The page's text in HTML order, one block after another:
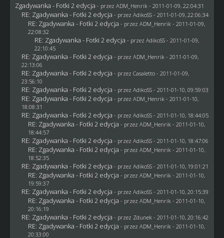
Zgadywanka - Fotki 2 edycja - przez ADM_Henrik - 2011-01-09, 22:04:31
RE: Zgadywanka - Fotki 2 edycja - przez AdikoSS - 2011-01-09, 22:06:34
RE: Zgadywanka - Fotki 2 edycja - przez ADM_Henrik - 2011-01-09,
22:08:32
RE: Zgadywanka - Fotki 2 edycja - przez AdikoSS - 2011-01-09,
22:10:45
RE: Zgadywanka - Fotki 2 edycja - przez ADM_Henrik - 2011-01-09,
22:13:06
RE: Zgadywanka - Fotki 2 edycja - przez Casaletto- 2011-01-09,
23:56:10
RE: Zgadywanka - Fotki 2 edycja - przez AdikoSS - 2011-01-10, 09:59:03
RE: Zgadywanka - Fotki 2 edycja - przez ADM_Henrik - 2011-01-10,
18:08:31
RE: Zgadywanka - Fotki 2 edycja - przez AdikoSS - 2011-01-10, 18:44:05
RE: Zgadywanka - Fotki 2 edycja - przez ADM_Henrik - 2011-01-10,
18:44:57
RE: Zgadywanka - Fotki 2 edycja - przez AdikoSS - 2011-01-10, 18:47:06
RE: Zgadywanka - Fotki 2 edycja - przez ADM_Henrik - 2011-01-10,
18:52:35
RE: Zgadywanka - Fotki 2 edycja - przez AdikoSS - 2011-01-10, 19:01:21
RE: Zgadywanka - Fotki 2 edycja - przez ADM_Henrik - 2011-01-10,
19:59:37
RE: Zgadywanka - Fotki 2 edycja - przez AdikoSS - 2011-01-10, 20:15:39
RE: Zgadywanka - Fotki 2 edycja - przez ADM_Henrik - 2011-01-10,
20:16:19
RE: Zgadywanka - Fotki 2 edycja - przez Zdunek - 2011-01-10, 20:16:42
RE: Zgadywanka - Fotki 2 edycja - przez ADM_Henrik - 2011-01-10,
20:33:00